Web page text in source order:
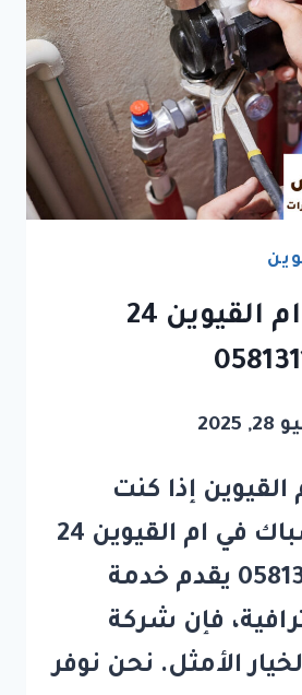
سباك في ام القيوين 24
2025
إذا كنت
تبحث عن سباك في ام القيوين 24
ساعة 0581311715 يقدم خدمة
فإن شركة
الأمثل. نحن نوفر